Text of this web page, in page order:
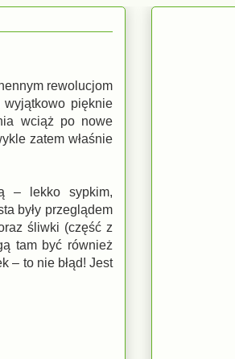
rewolucjom
pięknie
wciąż po nowe
zatem właśnie
– lekko sypkim,
były przeglądem
śliwki (część z
tam być również
– to nie błąd! Jest